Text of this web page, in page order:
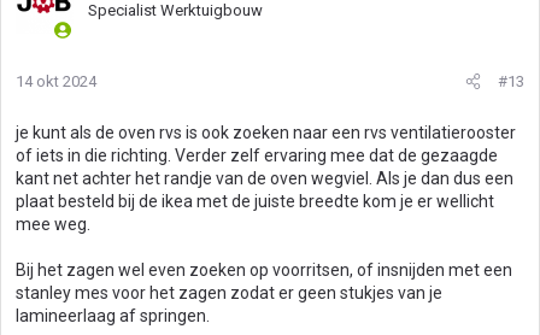
Specialist Werktuigbouw
14 okt 2024 #13
je kunt als de oven rvs is ook zoeken naar een rvs ventilatierooster
of iets in die richting. Verder zelf ervaring mee dat de gezaagde
kant net achter het randje van de oven wegviel. Als je dan dus een
plaat besteld bij de ikea met de juiste breedte kom je er wellicht
mee weg.
Bij het zagen wel even zoeken op voorritsen, of insnijden met een
stanley mes voor het zagen zodat er geen stukjes van je
lamineerlaag af springen.